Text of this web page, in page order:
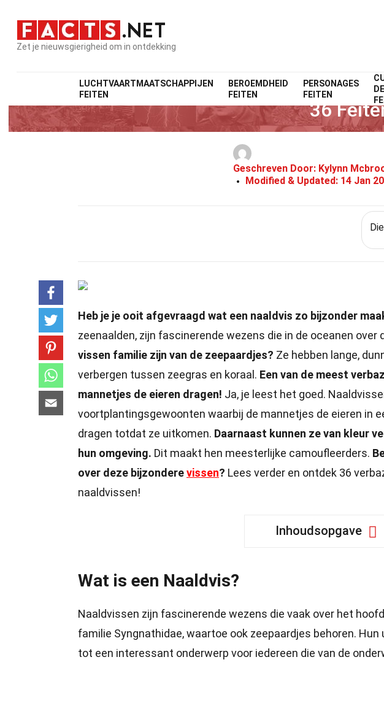
Zet je nieuwsgierigheid om in ontdekking
LUCHTVAARTMAATSCHAPPIJEN
FEITEN
BEROEMDHEID
FEITEN
PERSONAGES
FEITEN
Home
36
Geschreven Door: Kylynn
Modified & Updated: 14 Jan
Heb je je ooit afgevraagd wat een naaldvis zo bijzonder
zeenaalden, zijn fascinerende wezens die in de oceanen over
vissen familie zijn van de zeepaardjes? Ze hebben lange,
verbergen tussen zeegras en koraal. Een van de meest
mannetjes de eieren dragen! Ja, je leest het goed.
voortplantingsgewoonten waarbij de mannetjes de eieren in
dragen totdat ze uitkomen. Daarnaast kunnen ze van kleur
hun omgeving. Dit maakt hen meesterlijke camoufleerders.
over deze bijzonderevissen? Lees verder en ontdek 36
naaldvissen!
Inhoudsopgave
Wat is een Naaldvis?
Naaldvissen zijn fascinerende wezens die vaak over het
familie Syngnathidae, waartoe ook zeepaardjes behoren.
tot een interessant onderwerp voor iedereen die van de